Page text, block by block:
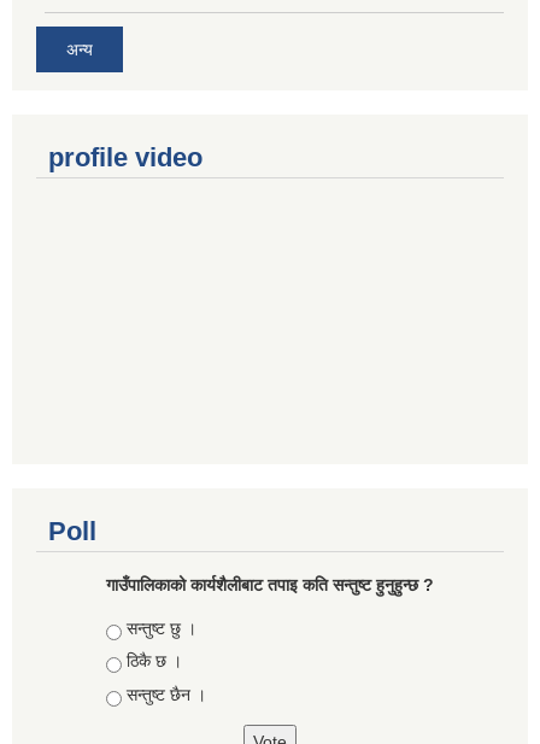
अन्य
profile video
Poll
गाउँपालिकाको कार्यशैलीबाट तपाइ कति सन्तुष्ट हुनुहुन्छ ?
Choices
सन्तुष्ट छु ।
ठिकै छ ।
सन्तुष्ट छैन ।